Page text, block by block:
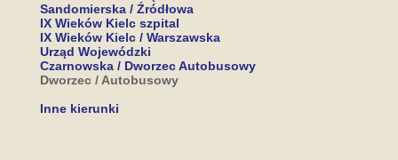
Sandomierska / Źródłowa
IX Wieków Kielc szpital
IX Wieków Kielc / Warszawska
Urząd Wojewódzki
Czarnowska / Dworzec Autobusowy
Dworzec / Autobusowy
Inne kierunki